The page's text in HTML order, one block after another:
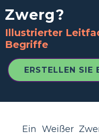
Zwerg?
Illustrierter
Begriffe
ERSTELLEN SIE
Ein Weißer